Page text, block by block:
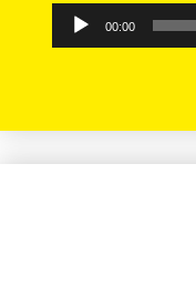
Audio-
Player
00:00